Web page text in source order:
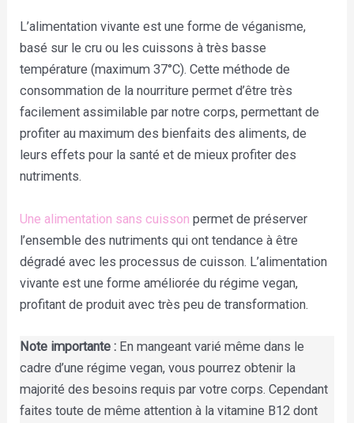
L’alimentation vivante est une forme de véganisme,
basé sur le cru ou les cuissons à très basse
température (maximum 37°C). Cette méthode de
consommation de la nourriture permet d’être très
facilement assimilable par notre corps, permettant de
profiter au maximum des bienfaits des aliments, de
leurs effets pour la santé et de mieux profiter des
nutriments.
Une alimentation sans cuisson permet de préserver
l’ensemble des nutriments qui ont tendance à être
dégradé avec les processus de cuisson. L’alimentation
vivante est une forme améliorée du régime vegan,
profitant de produit avec très peu de transformation.
Note importante : En mangeant varié même dans le
cadre d’une régime vegan, vous pourrez obtenir la
majorité des besoins requis par votre corps. Cependant
faites toute de même attention à la vitamine B12 dont